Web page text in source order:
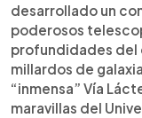
desarrollado un
poderosos
profundidades del
millardos de
“inmensa” Vía
maravillas del